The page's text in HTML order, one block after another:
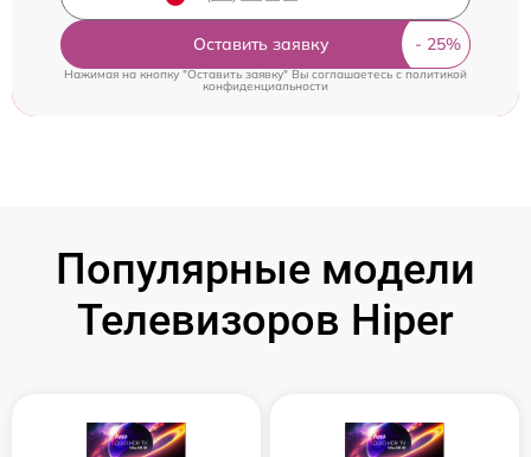
Оставить заявку
Нажимая на кнопку "Оставить заявку" Вы соглашаетесь cполитикой
конфиденциальности
Популярные модели
Телевизоров Hiper